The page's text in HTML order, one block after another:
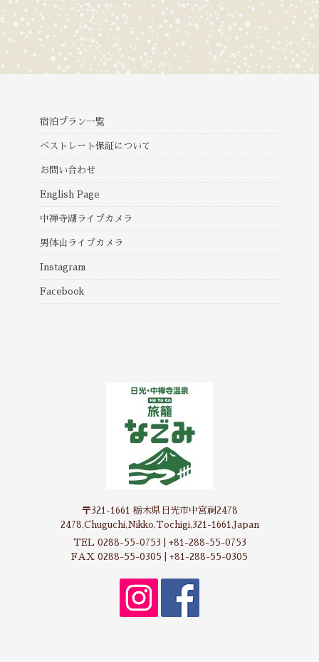
宿泊プラン一覧
ベストレート保証について
お問い合わせ
English Page
中禅寺湖ライブカメラ
男体山ライブカメラ
Instagram
Facebook
〒321-1661 栃木県日光市中宮祠2478
2478,Chuguchi,Nikko,Tochigi,321-1661,Japan
TEL 0288-55-0753 | +81-288-55-0753
FAX 0288-55-0305 | +81-288-55-0305